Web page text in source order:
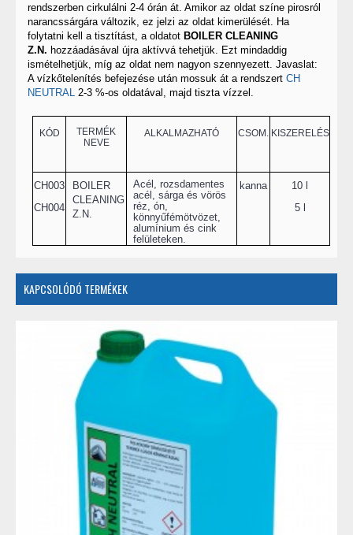
rendszerben cirkulálni 2-4 órán át. Amikor az oldat színe pirosról
narancssárgára változik, ez jelzi az oldat kimerülését. Ha
folytatni kell a tisztítást, a oldatot BOILER CLEANING
Z.N. hozzáadásával újra aktívvá tehetjük. Ezt mindaddig
ismételhetjük, míg az oldat nem nagyon szennyezett. Javaslat:
A vízkőtelenítés befejezése után mossuk át a rendszert CH
NEUTRAL 2-3 %-os oldatával, majd tiszta vízzel.
KÓD
TERMÉK
NEVE
ALKALMAZHATÓ CSOM. KISZERELÉS
CH003
CH004
BOILER
CLEANING
Z.N.
Acél, rozsdamentes
acél, sárga és vörös
réz, ón,
könnyűfémötvözet,
alumínium és cink
felületeken.
kanna
10 l
5 l
KAPCSOLÓDÓ TERMÉKEK